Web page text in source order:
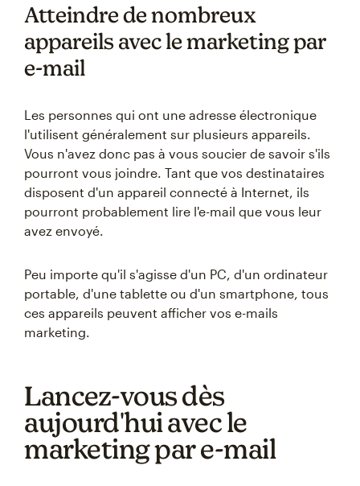
Atteindre de nombreux
appareils avec le marketing par
e-mail
Les personnes qui ont une adresse électronique
l'utilisent généralement sur plusieurs appareils.
Vous n'avez donc pas à vous soucier de savoir s'ils
pourront vous joindre. Tant que vos destinataires
disposent d'un appareil connecté à Internet, ils
pourront probablement lire l'e-mail que vous leur
avez envoyé.
Peu importe qu'il s'agisse d'un PC, d'un ordinateur
portable, d'une tablette ou d'un smartphone, tous
ces appareils peuvent afficher vos e-mails
marketing.
Lancez-vous dès
aujourd'hui avec le
marketing par e-mail